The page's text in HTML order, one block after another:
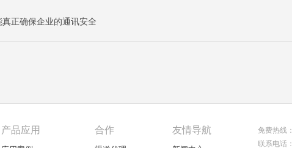
正确保企业的通讯安全
产品应用 合作 友情导航
免费热线
联系电话